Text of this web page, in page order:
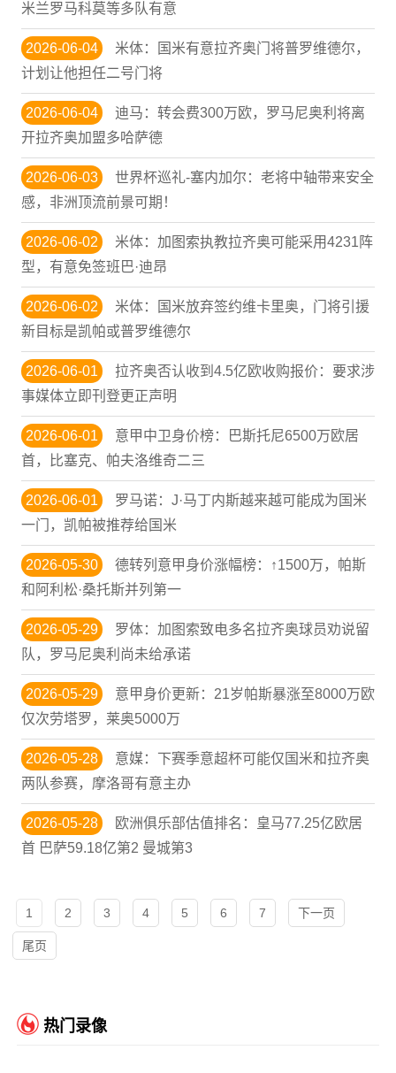
米兰罗马科莫等多队有意
2026-06-04
米体：国米有意拉齐奥门将普罗维德尔，
计划让他担任二号门将
2026-06-04
迪马：转会费300万欧，罗马尼奥利将离
开拉齐奥加盟多哈萨德
2026-06-03
世界杯巡礼-塞内加尔：老将中轴带来安全
感，非洲顶流前景可期！
2026-06-02
米体：加图索执教拉齐奥可能采用4231阵
型，有意免签班巴·迪昂
2026-06-02
米体：国米放弃签约维卡里奥，门将引援
新目标是凯帕或普罗维德尔
2026-06-01
拉齐奥否认收到4.5亿欧收购报价：要求涉
事媒体立即刊登更正声明
2026-06-01
意甲中卫身价榜：巴斯托尼6500万欧居
首，比塞克、帕夫洛维奇二三
2026-06-01
罗马诺：J·马丁内斯越来越可能成为国米
一门，凯帕被推荐给国米
2026-05-30
德转列意甲身价涨幅榜：↑1500万，帕斯
和阿利松·桑托斯并列第一
2026-05-29
罗体：加图索致电多名拉齐奥球员劝说留
队，罗马尼奥利尚未给承诺
2026-05-29
意甲身价更新：21岁帕斯暴涨至8000万欧
仅次劳塔罗，莱奥5000万
2026-05-28
意媒：下赛季意超杯可能仅国米和拉齐奥
两队参赛，摩洛哥有意主办
2026-05-28
欧洲俱乐部估值排名：皇马77.25亿欧居
首 巴萨59.18亿第2 曼城第3
1 2 3 4 5 6 7 下一页
尾页
热门录像